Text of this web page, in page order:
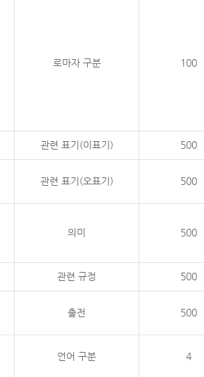
로마자 구분 100
관련 표기(이표기) 500
관련 표기(오표기) 500
의미 500
관련 규정 500
출전 500
언어 구분 4